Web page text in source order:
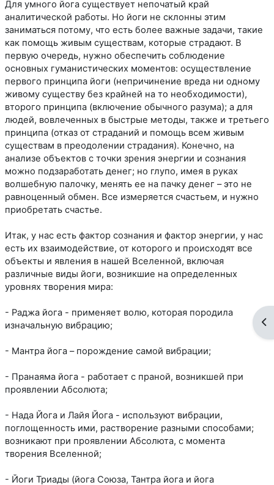
Для умного йога существует непочатый край
аналитической работы. Но йоги не склонны этим
заниматься потому, что есть более важные задачи, такие
как помощь живым существам, которые страдают. В
первую очередь, нужно обеспечить соблюдение
основных гуманистических моментов: осуществление
первого принципа йоги (непричинение вреда ни одному
живому существу без крайней на то необходимости),
второго принципа (включение обычного разума); а для
людей, вовлеченных в быстрые методы, также и третьего
принципа (отказ от страданий и помощь всем живым
существам в преодолении страдания). Конечно, на
анализе объектов с точки зрения энергии и сознания
можно подзаработать денег; но глупо, имея в руках
волшебную палочку, менять ее на пачку денег – это не
равноценный обмен. Все измеряется счастьем, и нужно
приобретать счастье.
Итак, у нас есть фактор сознания и фактор энергии, у нас
есть их взаимодействие, от которого и происходят все
объекты и явления в нашей Вселенной, включая
различные виды йоги, возникшие на определенных
уровнях творения мира:
- Раджа йога - применяет волю, которая породила
изначальную вибрацию;
- Мантра йога – порождение самой вибрации;
- Пранаяма йога - работает с праной, возникшей при
проявлении Абсолюта;
- Нада Йога и Лайя Йога - используют вибрации,
поглощенность ими, растворение разными способами;
возникают при проявлении Абсолюта, с момента
творения Вселенной;
- Йоги Триады (йога Союза, Тантра йога и йога